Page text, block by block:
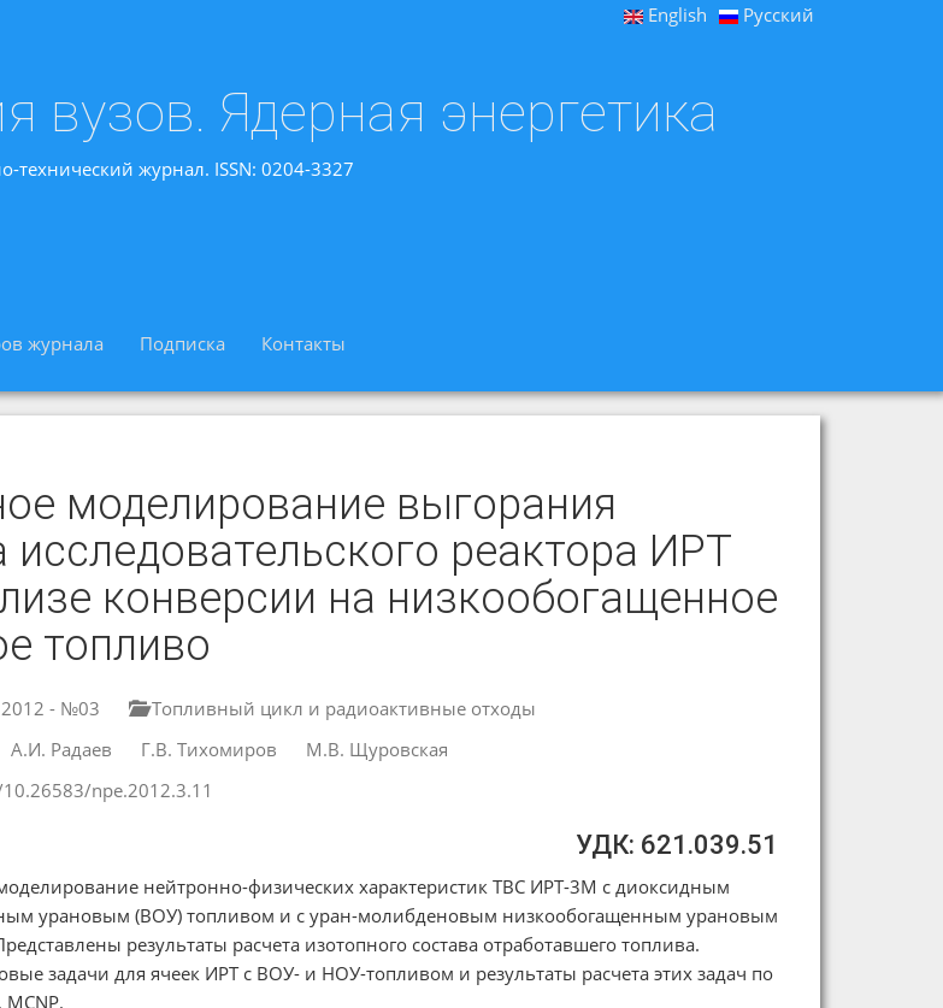
English Русский
вузов. Ядерная энергетика
технический журнал. ISSN: 0204-3327
журнала Подписка Контакты
моделирование выгорания
исследовательского реактора ИРТ
конверсии на низкообогащенное
топливо
- №03
Топливный цикл и радиоактивные отходы
А.И. Радаев Г.В. Тихомиров
М.В. Щуровская
npe.2012.3.11
УДК: 621.039.51
нейтронно-физических характеристик ТВС ИРТ-3М с диоксидным
урановым (ВОУ) топливом и с уран-молибденовым низкообогащенным урановым
результаты расчета изотопного состава отработавшего топлива.
задачи для ячеек ИРТ с ВОУ- и НОУ-топливом и результаты расчета этих задач по